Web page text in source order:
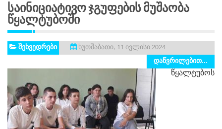
Საინიციატივო Ჯგუფების Მუშაობა
Წყალტუბოში
შეხვედრები
ხუთშაბათი, 11 ივლისი 2024
დაწვრილებით...
წყალტუბოს